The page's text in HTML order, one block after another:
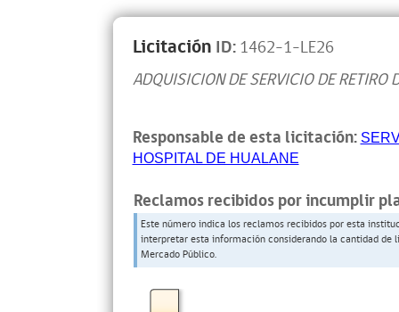
Licitación ID:1462-1-LE26
ADQUISICION DE SERVICIO DE RETIRO
Responsable de esta licitación:
HOSPITAL DE HUALANE
Reclamos recibidos por incumplir
Este número indica los reclamos recibidos por esta
interpretar esta información considerando la cantidad
Mercado Público.